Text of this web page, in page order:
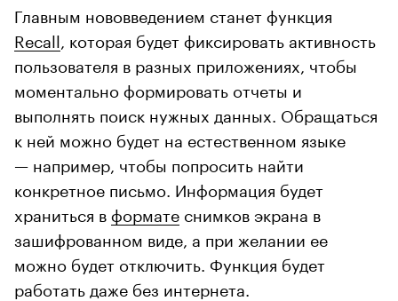
Главным нововведением станет функция
Recall , которая будет фиксировать активность
пользователя в разных приложениях, чтобы
моментально формировать отчеты и
выполнять поиск нужных данных. Обращаться
к ней можно будет на естественном языке
— например, чтобы попросить найти
конкретное письмо. Информация будет
храниться вформате снимков экрана в
зашифрованном виде, а при желании ее
можно будет отключить. Функция будет
работать даже без интернета.